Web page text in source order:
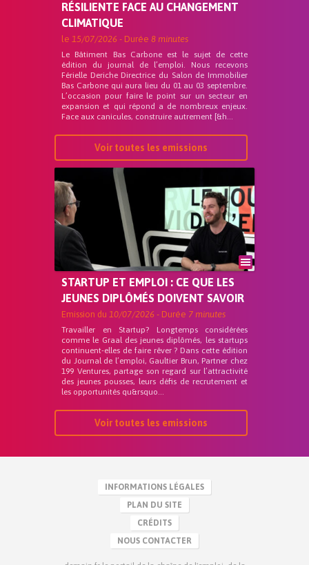
RÉSILIENTE FACE AU CHANGEMENT
CLIMATIQUE
le 15/07/2026 - Durée 8 minutes
Le Bâtiment Bas Carbone est le sujet de cette
édition du journal de l’emploi. Nous recevons
Férielle Deriche Directrice du Salon de Immobilier
Bas Carbone qui aura lieu du 01 au 03 septembre.
L’occasion pour faire le point sur un secteur en
expansion et qui répond a de nombreux enjeux.
Face aux canicules, construire autrement [&h...
Voir toutes les emissions
STARTUP ET EMPLOI : CE QUE LES
JEUNES DIPLÔMÉS DOIVENT SAVOIR
Emission du 10/07/2026 - Durée 7 minutes
Travailler en Startup? Longtemps considérées
comme le Graal des jeunes diplômés, les startups
continuent-elles de faire rêver ? Dans cette édition
du Journal de l’emploi, Gaultier Brun, Partner chez
199 Ventures, partage son regard sur l’attractivité
des jeunes pousses, leurs défis de recrutement et
les opportunités qu&rsquo...
Voir toutes les emissions
INFORMATIONS LÉGALES
PLAN DU SITE
CRÉDITS
NOUS CONTACTER